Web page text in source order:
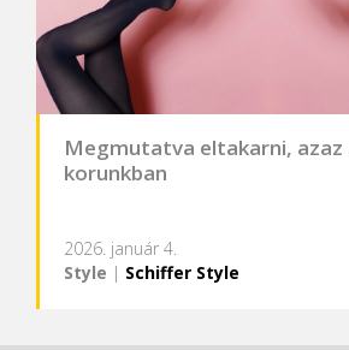
Megmutatva eltakarni, azaz
korunkban
2026. január 4.
Style | Schiffer Style